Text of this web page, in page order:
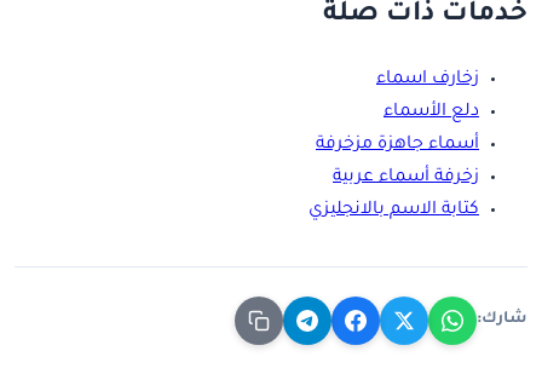
خدمات ذات صلة
زخارف اسماء
دلع الأسماء
أسماء جاهزة مزخرفة
زخرفة أسماء عربية
كتابة الاسم بالانجليزي
شارك: